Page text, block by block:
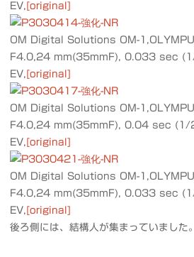
EV, [original]
OM Digital Solutions OM-
F4.0,24 mm(35mmF), 0.033 sec
EV, [original]
OM Digital Solutions OM-
F4.0,24 mm(35mmF), 0.04 sec
EV, [original]
OM Digital Solutions OM-
F4.0,24 mm(35mmF), 0.033 sec
EV, [original]
後ろ側には、結構人が集まっていました。